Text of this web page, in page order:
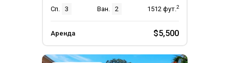
Сп.
3 Ван. 2 1512 фут.2
Аренда $5,500